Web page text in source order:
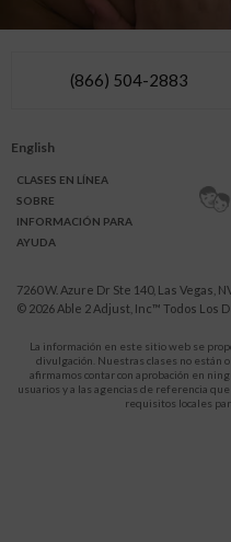
(866) 504-2883
English
CLASES EN LÍNEA
SOBRE
INFORMACIÓN PARA
AYUDA
7260 W. Azure Dr Ste 140, Las Vegas,
© 2026 Able 2 Adjust, Inc™ Todos Los
La información en este sitio web se
divulgación. Nuestras clases no están
afirmamos contar con aprobación en
usuarios y a las agencias de referencia
requisitos locales